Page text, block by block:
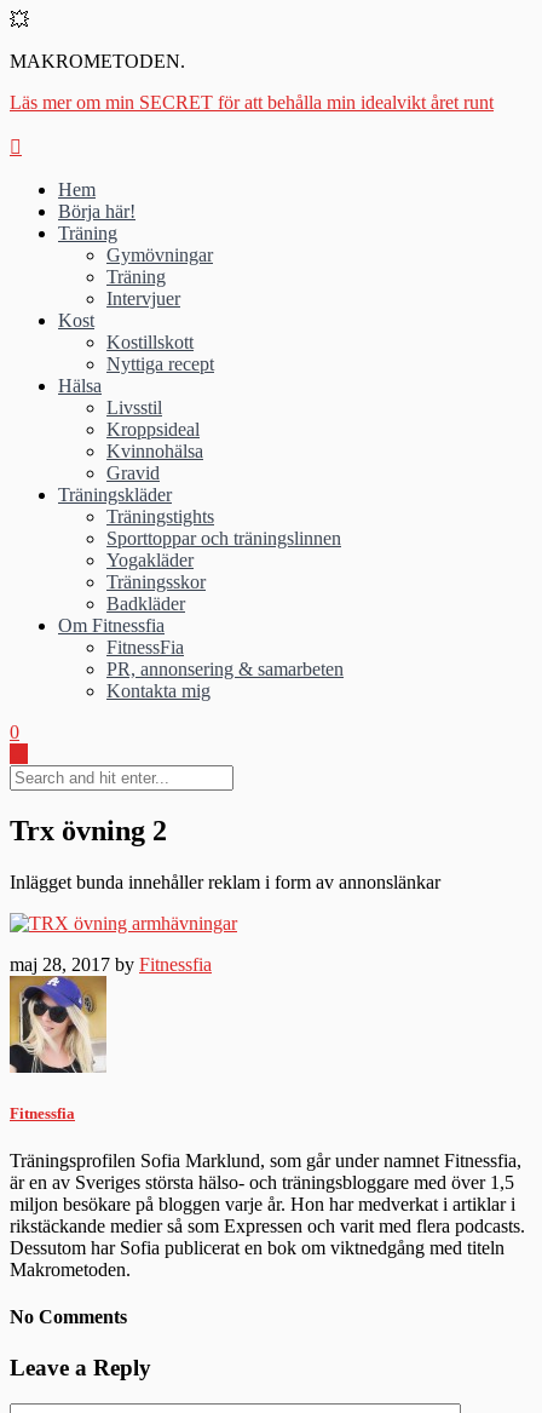
💥
MAKROMETODEN.
Läs mer om min SECRET för att behålla min idealvikt året runt
Hem
Börja här!
Träning
Gymövningar
Träning
Intervjuer
Kost
Kostillskott
Nyttiga recept
Hälsa
Livsstil
Kroppsideal
Kvinnohälsa
Gravid
Träningskläder
Träningstights
Sporttoppar och träningslinnen
Yogakläder
Träningsskor
Badkläder
Om Fitnessfia
FitnessFia
PR, annonsering & samarbeten
Kontakta mig
0
Trx övning 2
Inlägget bunda innehåller reklam i form av annonslänkar
maj 28, 2017 by Fitnessfia
Fitnessfia
Träningsprofilen Sofia Marklund, som går under namnet Fitnessfia,
är en av Sveriges största hälso- och träningsbloggare med över 1,5
miljon besökare på bloggen varje år. Hon har medverkat i artiklar i
rikstäckande medier så som Expressen och varit med flera podcasts.
Dessutom har Sofia publicerat en bok om viktnedgång med titeln
Makrometoden.
No Comments
Leave a Reply